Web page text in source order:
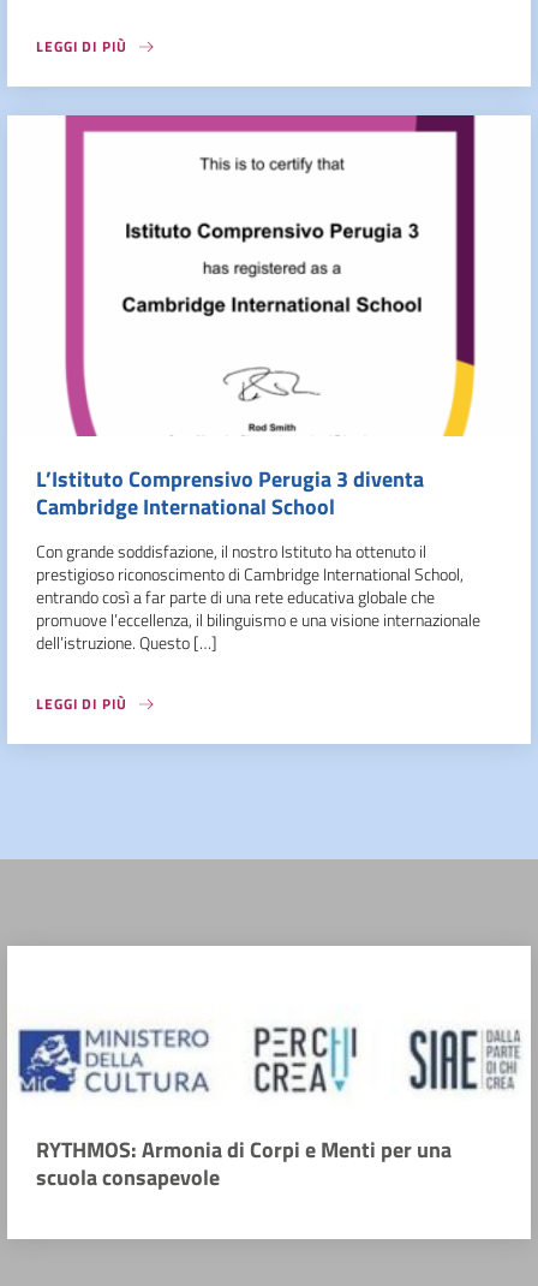
LEGGI DI PIÙ
L’Istituto Comprensivo Perugia 3 diventa
Cambridge International School
Con grande soddisfazione, il nostro Istituto ha ottenuto il
prestigioso riconoscimento di Cambridge International School,
entrando così a far parte di una rete educativa globale che
promuove l’eccellenza, il bilinguismo e una visione internazionale
dell’istruzione. Questo […]
LEGGI DI PIÙ
RYTHMOS: Armonia di Corpi e Menti per una
scuola consapevole